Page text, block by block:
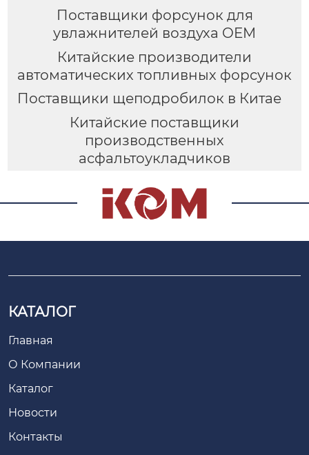
Поставщики форсунок для
увлажнителей воздуха OEM
Китайские производители
автоматических топливных форсунок
Поставщики щеподробилок в Китае
Китайские поставщики
производственных
асфальтоукладчиков
КАТАЛОГ
Главная
О Компании
Каталог
Новости
Контакты